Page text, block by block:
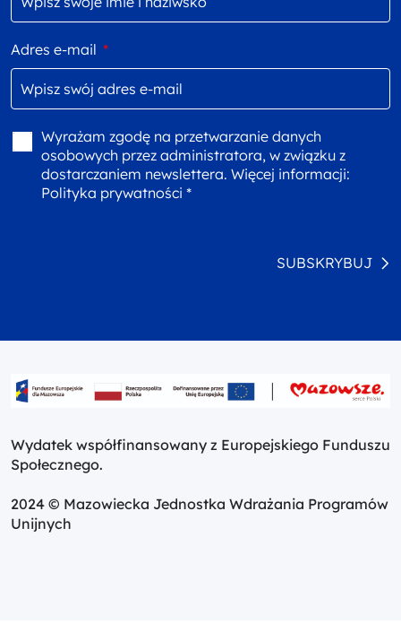
Adres e-mail *
Wyrażam zgodę na przetwarzanie danych
osobowych przez administratora, w związku z
dostarczaniem newslettera. Więcej informacji:
Polityka prywatności *
SUBSKRYBUJ
Wydatek współfinansowany z Europejskiego Funduszu
Społecznego.
2024 © Mazowiecka Jednostka Wdrażania Programów
Unijnych